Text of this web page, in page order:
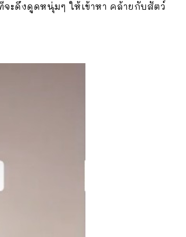
ะดึงดูดหนุ่มๆ ให้เข้าหา คล้ายกับสัตว์